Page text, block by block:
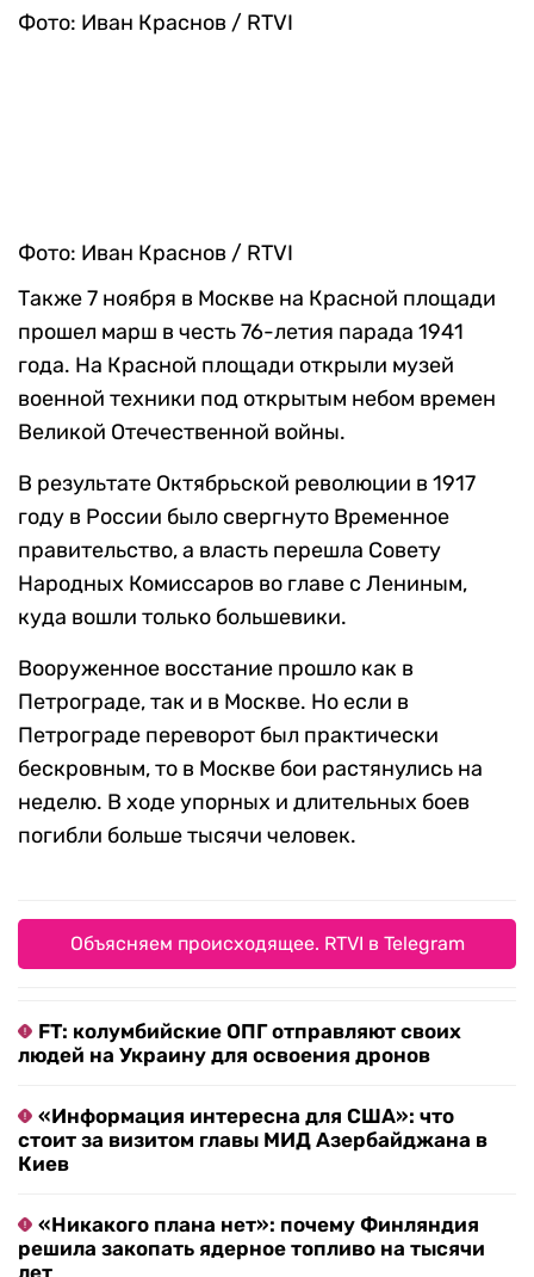
Фото: Иван Краснов / RTVI
Фото: Иван Краснов / RTVI
Также 7 ноября в Москве на Красной площади
прошел марш в честь 76-летия парада 1941
года. На Красной площади открыли музей
военной техники под открытым небом времен
Великой Отечественной войны.
В результате Октябрьской революции в 1917
году в России было свергнуто Временное
правительство, а власть перешла Совету
Народных Комиссаров во главе с Лениным,
куда вошли только большевики.
Вооруженное восстание прошло как в
Петрограде, так и в Москве. Но если в
Петрограде переворот был практически
бескровным, то в Москве бои растянулись на
неделю. В ходе упорных и длительных боев
погибли больше тысячи человек.
Объясняем происходящее. RTVI в Telegram
FT: колумбийские ОПГ отправляют своих
людей на Украину для освоения дронов
«Информация интересна для США»: что
стоит за визитом главы МИД Азербайджана в
Киев
«Никакого плана нет»: почему Финляндия
решила закопать ядерное топливо на тысячи